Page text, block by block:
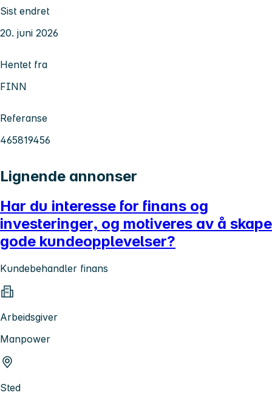
Sist endret
20. juni 2026
Hentet fra
FINN
Referanse
465819456
Lignende annonser
Har du interesse for finans og
investeringer, og motiveres av å skape
gode kundeopplevelser?
Kundebehandler finans
Arbeidsgiver
Manpower
Sted